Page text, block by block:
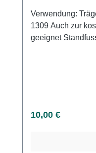
Verwendung:
1309 Auch zur kosmetischen Anwendung
geeignet
Regulärer Preis:
10,00 €